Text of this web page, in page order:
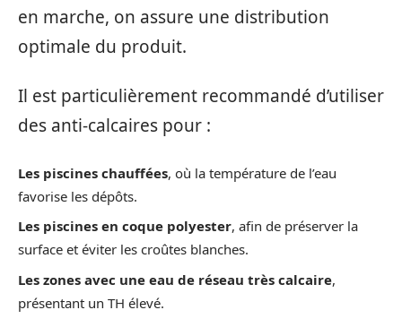
en marche, on assure une distribution
optimale du produit.
Il est particulièrement recommandé d’utiliser
des anti-calcaires pour :
Les piscines chauffées, où la température de l’eau
favorise les dépôts.
Les piscines en coque polyester, afin de préserver la
surface et éviter les croûtes blanches.
Les zones avec une eau de réseau très calcaire,
présentant un TH élevé.